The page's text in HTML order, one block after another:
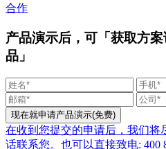
合作
产品演示后，可「获取方
品」
在收到您提交的申请后，我们将
话联系您。也可以直接致电: 400